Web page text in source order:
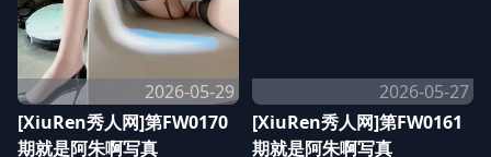
2026-05-29
[XiuRen秀人网]第FW0170
期就是阿朱啊写真
2026-05-27
[XiuRen秀人网]第FW0161
期就是阿朱啊写真